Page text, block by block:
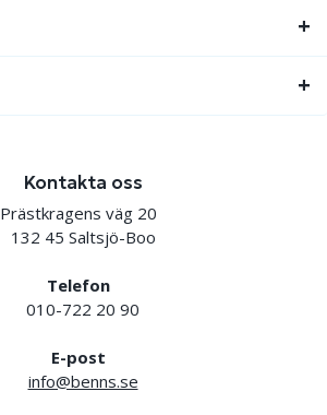
Kontakta oss
Prästkragens väg 20
132 45 Saltsjö-Boo
Telefon
010-722 20 90
E-post
info@benns.se